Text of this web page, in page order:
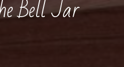
Bell Jar